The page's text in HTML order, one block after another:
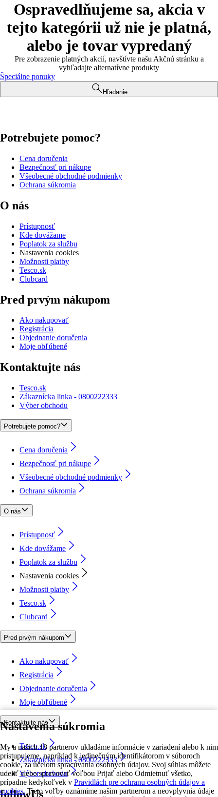
Nastavenia súkromia
My a našich 18 partnerov ukladáme informácie v zariadení alebo k nim
pristupujeme, napríklad k jedinečným identifikátorom v súboroch
cookie, za účelom spracúvania osobných údajov. Svoj súhlas môžete
udeliť alebo spravovať voľbou Prijať alebo Odmietnuť všetko,
prípadne kedykoľvek v Pravidlách pre ochranu osobných údajov a
cookies. Tieto voľby oznámime našim partnerom a neovplyvnia údaje
Ospravedlňujeme sa, akcia v
tejto kategórii už nie je platná,
alebo je tovar vypredaný
Pre zobrazenie platných akcií, navštívte našu Akčnú stránku a
vyhľadajte alternatívne produkty
Špeciálne ponuky
Hľadanie
Potrebujete pomoc?
Cena doručenia
Bezpečnosť pri nákupe
Všeobecné obchodné podmienky
Ochrana súkromia
O nás
Prístupnosť
Kde dovážame
Poplatok za službu
Nastavenia cookies
Možnosti platby
Tesco.sk
Clubcard
Pred prvým nákupom
Ako nakupovať
Registrácia
Objednanie doručenia
Moje obľúbené
Kontaktujte nás
Tesco.sk
Zákaznícka linka - 0800222333
Výber obchodu
Potrebujete pomoc?
Cena doručenia
Bezpečnosť pri nákupe
Všeobecné obchodné podmienky
Ochrana súkromia
O nás
Prístupnosť
Kde dovážame
Poplatok za službu
Nastavenia cookies
Možnosti platby
Tesco.sk
Clubcard
Pred prvým nákupom
Ako nakupovať
Registrácia
Objednanie doručenia
Moje obľúbené
Kontaktujte nás
Tesco.sk
Zákaznícka linka - 0800222333
Výber obchodu
followUs